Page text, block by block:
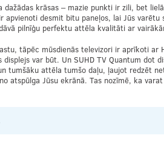
krāsas – mazie punkti ir zili, bet
desmit bitu paneļos, lai Jūs
pilnīģu perfektu attēla kvalitāti ar
tāpēc mūsdienās televizori ir aprīkoti ar
var būt. Un SUHD TV Quantum dot
tumšāku attēla tumšo daļu, ļaujot redzēt
atspūlga Jūsu ekrānā. Tas nozīmē, ka